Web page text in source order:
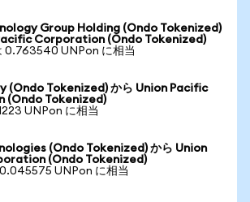
Group Holding (Ondo Tokenized)
Corporation (Ondo Tokenized)
0.763540 UNPon に相当
(Ondo Tokenized) から Union Pacific
(Ondo Tokenized)
UNPon に相当
(Ondo Tokenized) から Union
(Ondo Tokenized)
UNPon に相当